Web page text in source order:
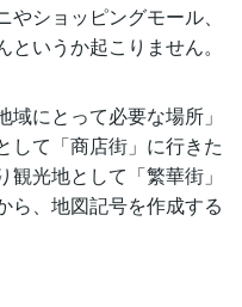
ショッピングモール、
いうか起こりません。
にとって必要な場所」
して「商店街」に行きた
光地として「繁華街」
ら、地図記号を作成する